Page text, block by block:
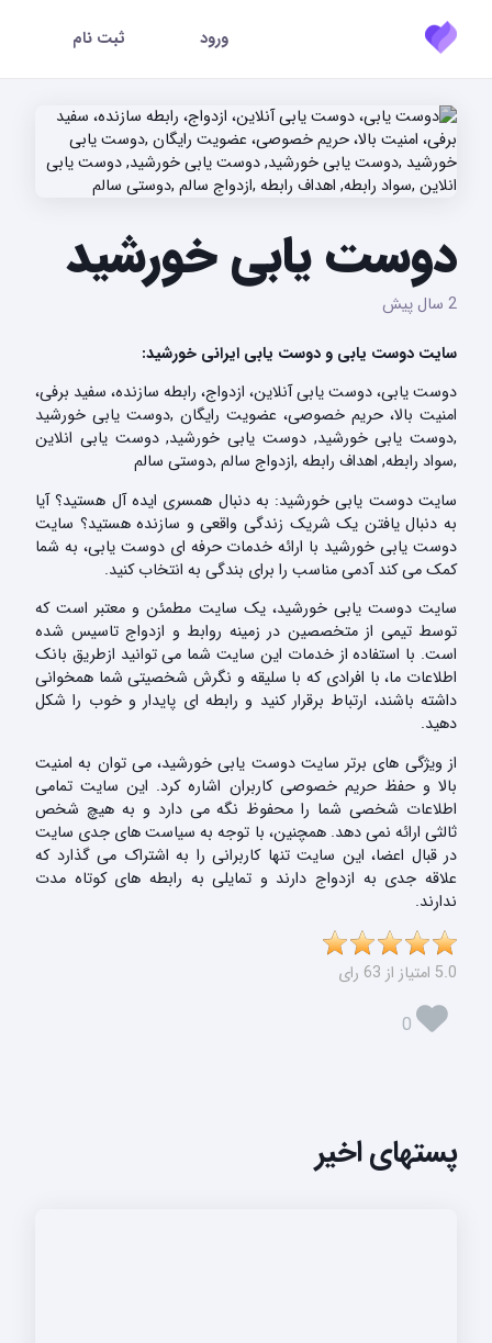
ورود ثبت نام
دوست یابی خورشید
2 سال پیش
سایت دوست یابی و دوست یابی ایرانی خورشید:
دوست یابی، دوست یابی آنلاین، ازدواج، رابطه سازنده، سفید برفی،
امنیت بالا، حریم خصوصی، عضویت رایگان ,دوست یابی خورشید
,دوست یابی خورشید, دوست یابی خورشید, دوست یابی انلاین
,سواد رابطه, اهداف رابطه ,ازدواج سالم ,دوستی سالم
سایت دوست یابی خورشید: به دنبال همسری ایده آل هستید؟ آیا
به دنبال یافتن یک شریک زندگی واقعی و سازنده هستید؟ سایت
دوست یابی خورشید با ارائه خدمات حرفه ای دوست یابی، به شما
کمک می کند آدمی مناسب را برای بندگی به انتخاب کنید.
سایت دوست یابی خورشید، یک سایت مطمئن و معتبر است که
توسط تیمی از متخصصین در زمینه روابط و ازدواج تاسیس شده
است. با استفاده از خدمات این سایت شما می توانید ازطریق بانک
اطلاعات ما، با افرادی که با سلیقه و نگرش شخصیتی شما همخوانی
داشته باشند، ارتباط برقرار کنید و رابطه ای پایدار و خوب را شکل
دهید.
از ویژگی های برتر سایت دوست یابی خورشید، می توان به امنیت
بالا و حفظ حریم خصوصی کاربران اشاره کرد. این سایت تمامی
اطلاعات شخصی شما را محفوظ نگه می دارد و به هیچ شخص
ثالثی ارائه نمی دهد. همچنین، با توجه به سیاست های جدی سایت
در قبال اعضا، این سایت تنها کاربرانی را به اشتراک می گذارد که
علاقه جدی به ازدواج دارند و تمایلی به رابطه های کوتاه مدت
ندارند.
5.0 امتیاز از 63 رای
0
پستهای اخیر